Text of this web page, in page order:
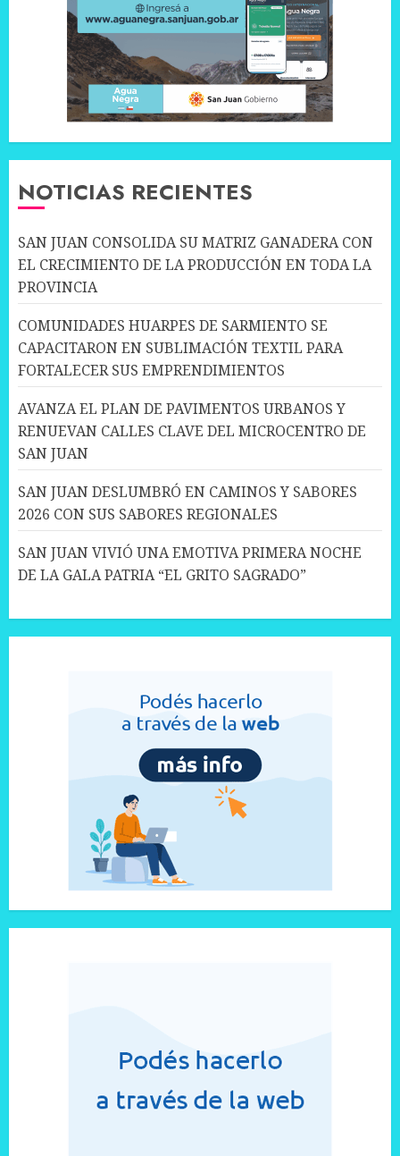
NOTICIAS RECIENTES
SAN JUAN CONSOLIDA SU MATRIZ GANADERA CON
EL CRECIMIENTO DE LA PRODUCCIÓN EN TODA LA
PROVINCIA
COMUNIDADES HUARPES DE SARMIENTO SE
CAPACITARON EN SUBLIMACIÓN TEXTIL PARA
FORTALECER SUS EMPRENDIMIENTOS
AVANZA EL PLAN DE PAVIMENTOS URBANOS Y
RENUEVAN CALLES CLAVE DEL MICROCENTRO DE
SAN JUAN
SAN JUAN DESLUMBRÓ EN CAMINOS Y SABORES
2026 CON SUS SABORES REGIONALES
SAN JUAN VIVIÓ UNA EMOTIVA PRIMERA NOCHE
DE LA GALA PATRIA “EL GRITO SAGRADO”